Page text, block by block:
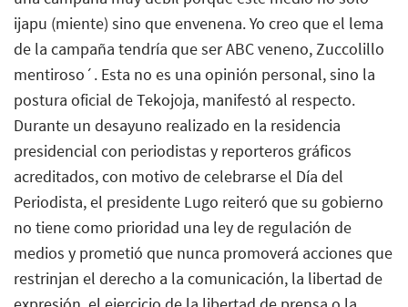
ijapu (miente) sino que envenena. Yo creo que el lema
de la campaña tendría que ser ABC veneno, Zuccolillo
mentiroso´. Esta no es una opinión personal, sino la
postura oficial de Tekojoja, manifestó al respecto.
Durante un desayuno realizado en la residencia
presidencial con periodistas y reporteros gráficos
acreditados, con motivo de celebrarse el Día del
Periodista, el presidente Lugo reiteró que su gobierno
no tiene como prioridad una ley de regulación de
medios y prometió que nunca promoverá acciones que
restrinjan el derecho a la comunicación, la libertad de